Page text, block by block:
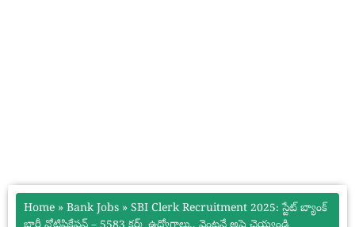
Home » Bank Jobs » SBI Clerk Recruitment 2025: స్టేట్ బ్యాంక్